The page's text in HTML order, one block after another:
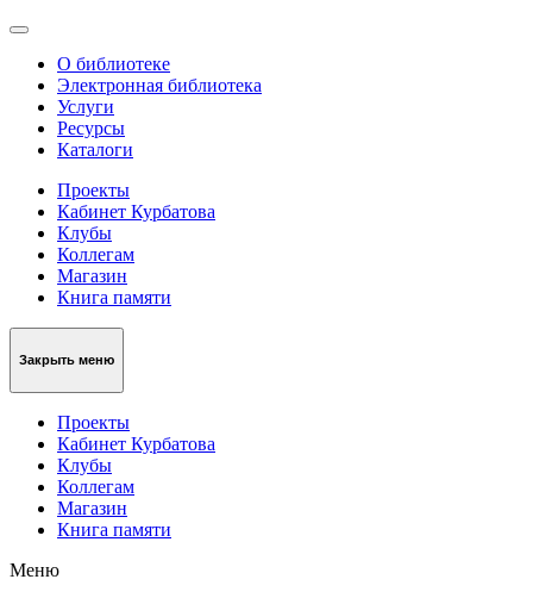
О библиотеке
Электронная библиотека
Услуги
Ресурсы
Каталоги
Проекты
Кабинет Курбатова
Клубы
Коллегам
Магазин
Книга памяти
Закрыть меню
Проекты
Кабинет Курбатова
Клубы
Коллегам
Магазин
Книга памяти
Меню